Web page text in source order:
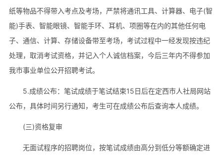
纸等物品不得带入考点及考场，严禁将通讯工具、计算器、电子(智
能)手表、智能眼镜、智能手环、耳机、项圈等在内的其他任何电
子、通信、计算、存储设备带至考场，考试过程中一经发现按违纪
处理，取消考试资格，并记入个人诚信档案，今后三年内不得参加
我市事业单位公开招聘考试。
5.成绩公布：笔试成绩于笔试结束15日后在定西市人社局网站
公布，具体时间另行通知，考生可在成绩公布后查询本人成绩。
(三)资格复审
无面试程序的招聘岗位，按笔试成绩由高分到低分等额确定进